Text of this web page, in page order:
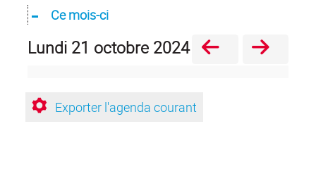
Ce mois-ci
lundi 21 octobre 2024
Exporter l'agenda courant